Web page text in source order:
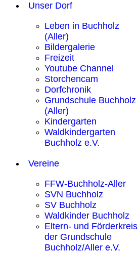
Unser Dorf
Leben in Buchholz
(Aller)
Bildergalerie
Freizeit
Youtube Channel
Storchencam
Dorfchronik
Grundschule Buchholz
(Aller)
Kindergarten
Waldkindergarten
Buchholz e.V.
Vereine
FFW-Buchholz-Aller
SVN Buchholz
SV Buchholz
Waldkinder Buchholz
Eltern- und Förderkreis
der Grundschule
Buchholz/Aller e.V.